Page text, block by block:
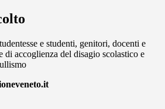
e studenti, genitori, docenti e
di accoglienza del disagio scolastico e